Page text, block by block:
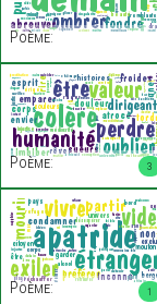
Poème:
3
Poème:
1
Poème: